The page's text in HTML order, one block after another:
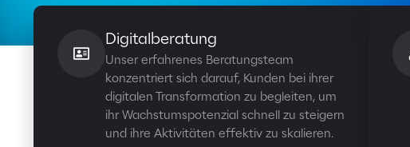
Digitalberatung
Unser erfahrenes Beratungsteam
konzentriert sich darauf, Kunden bei ihrer
digitalen Transformation zu begleiten, um
ihr Wachstumspotenzial schnell zu steigern
und ihre Aktivitäten effektiv zu skalieren.